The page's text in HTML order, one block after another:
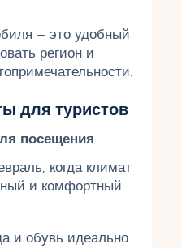
– это удобный
регион и
для туристов
посещения
когда климат
и комфортный.
и обувь идеально